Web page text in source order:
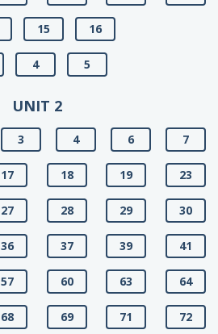
15 16
4 5
UNIT 2
3 4 6 7
17 18 19 23
27 28 29 30
36 37 39 41
57 60 63 64
68 69 71 72